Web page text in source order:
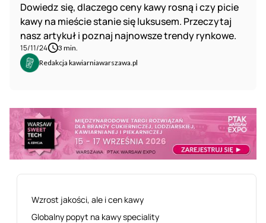
Dowiedz się, dlaczego ceny kawy rosną i czy picie
kawy na mieście stanie się luksusem. Przeczytaj
nasz artykuł i poznaj najnowsze trendy rynkowe.
15/11/24
3 min.
Redakcja kawiarniawarszawa.pl
Wzrost jakości, ale i cen kawy
Globalny popyt na kawy speciality